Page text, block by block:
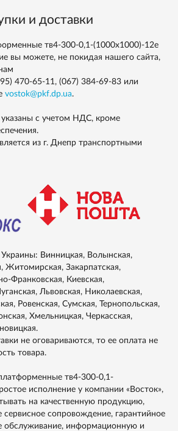
и доставки
тв4-300-0,1-(1000х1000)-12е
вы можете, не покидая нашего сайта,
470-65-11, (067) 384-69-83 или
vostok@pkf.dp.ua.
указаны с учетом НДС, кроме
из г. Днепр транспортными
Винницкая, Волынская,
Житомирская, Закарпатская,
Франковская, Киевская,
Львовская, Николаевская,
Ровенская, Сумская, Тернопольская,
Хмельницкая, Черкасская,
не оговариваются, то ее оплата не
товара.
тв4-300-0,1-
исполнение у компании «Восток»,
на качественную продукцию,
сервисное сопровождение, гарантийное
обслуживание, информационную и